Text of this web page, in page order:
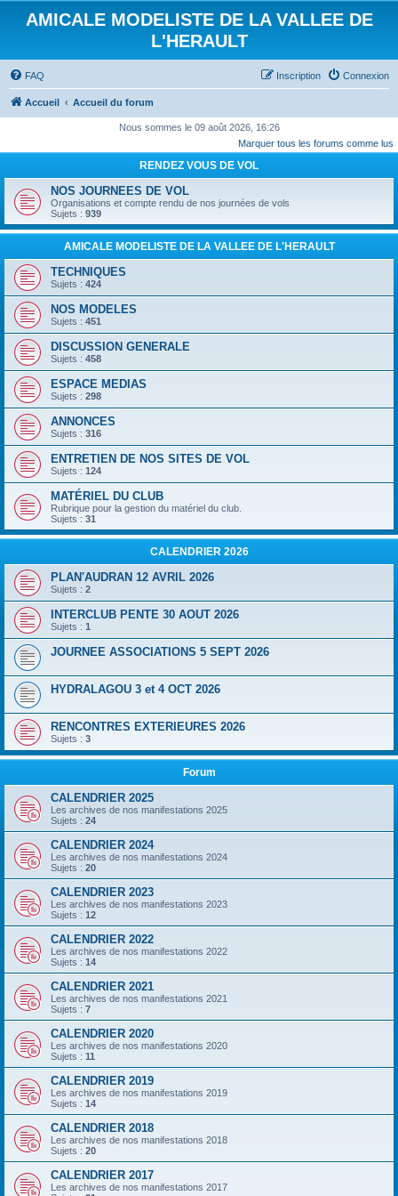
AMICALE MODELISTE DE LA VALLEE DE
L'HERAULT
FAQ Connexion
Inscription
Accueil Accueil du forum
Nous sommes le 09 août 2026, 16:26
Marquer tous les forums comme lus
RENDEZ VOUS DE VOL
NOS JOURNEES DE VOL
Organisations et compte rendu de nos journées de vols
Sujets : 939
AMICALE MODELISTE DE LA VALLEE DE L'HERAULT
TECHNIQUES
Sujets : 424
NOS MODELES
Sujets : 451
DISCUSSION GENERALE
Sujets : 458
ESPACE MEDIAS
Sujets : 298
ANNONCES
Sujets : 316
ENTRETIEN DE NOS SITES DE VOL
Sujets : 124
MATÉRIEL DU CLUB
Rubrique pour la gestion du matériel du club.
Sujets : 31
CALENDRIER 2026
PLAN'AUDRAN 12 AVRIL 2026
Sujets : 2
INTERCLUB PENTE 30 AOUT 2026
Sujets : 1
JOURNEE ASSOCIATIONS 5 SEPT 2026
HYDRALAGOU 3 et 4 OCT 2026
RENCONTRES EXTERIEURES 2026
Sujets : 3
Forum
CALENDRIER 2025
Les archives de nos manifestations 2025
Sujets : 24
CALENDRIER 2024
Les archives de nos manifestations 2024
Sujets : 20
CALENDRIER 2023
Les archives de nos manifestations 2023
Sujets : 12
CALENDRIER 2022
Les archives de nos manifestations 2022
Sujets : 14
CALENDRIER 2021
Les archives de nos manifestations 2021
Sujets : 7
CALENDRIER 2020
Les archives de nos manifestations 2020
Sujets : 11
CALENDRIER 2019
Les archives de nos manifestations 2019
Sujets : 14
CALENDRIER 2018
Les archives de nos manifestations 2018
Sujets : 20
CALENDRIER 2017
Les archives de nos manifestations 2017